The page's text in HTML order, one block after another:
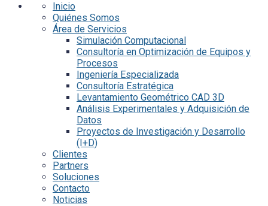
Inicio
Quiénes Somos
Área de Servicios
Simulación Computacional
Consultoría en Optimización de Equipos y
Procesos
Ingeniería Especializada
Consultoría Estratégica
Levantamiento Geométrico CAD 3D
Análisis Experimentales y Adquisición de
Datos
Proyectos de Investigación y Desarrollo
(I+D)
Clientes
Partners
Soluciones
Contacto
Noticias